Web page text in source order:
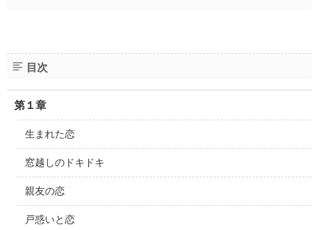
目次
第１章
生まれた恋
窓越しのドキドキ
親友の恋
戸惑いと恋